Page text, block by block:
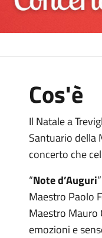
Cos'è
Il Natale a
Santuario della
concerto che
“Note d’Auguri
Maestro Paolo
Maestro Mauro
emozioni e